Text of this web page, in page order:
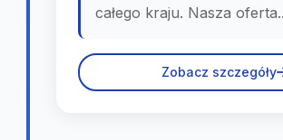
całego kraju. Nasza
Zobacz szczegóły